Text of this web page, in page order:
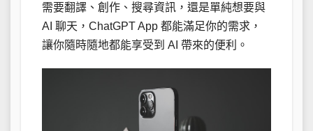
需要翻譯、創作、搜尋資訊，還是單純想要與
AI 聊天，ChatGPT App 都能滿足你的需求，
讓你隨時隨地都能享受到 AI 帶來的便利。